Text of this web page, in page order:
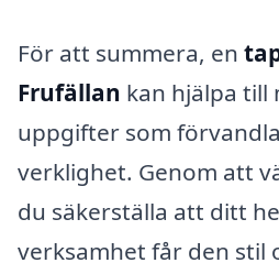
För att summera, en
Frufällan kan hjälpa till
uppgifter som
verklighet. Genom att
du säkerställa att ditt
verksamhet får den stil